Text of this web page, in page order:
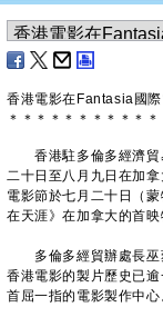
香港電影在Fantasia國際
＊ ＊ ＊ ＊ ＊ ＊ ＊ ＊ ＊ ＊ ＊
香港駐多倫多經濟貿
二十日至八月九日在加
電影節於七月二十日（
在天涯》在加拿大的首映
多倫多經貿辦處長巫
香港電影的製片歷史已
首屈一指的電影製作中心